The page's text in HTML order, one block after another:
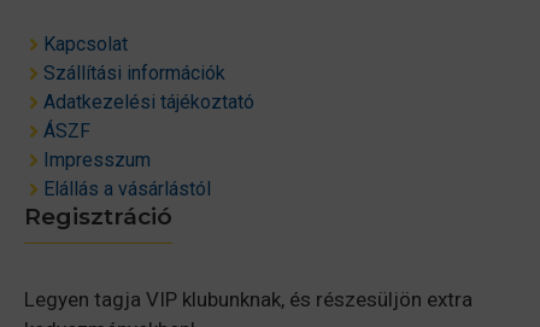
Kapcsolat
Szállítási információk
Adatkezelési tájékoztató
ÁSZF
Impresszum
Elállás a vásárlástól
Regisztráció
Legyen tagja VIP klubunknak, és részesüljön extra